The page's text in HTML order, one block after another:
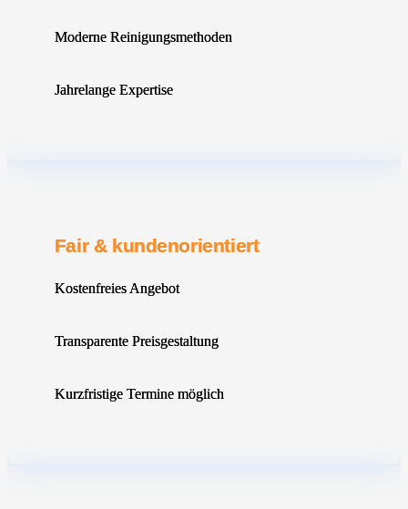
Moderne Reinigungsmethoden
Jahrelange Expertise
Fair & kundenorientiert
Kostenfreies Angebot
Transparente Preisgestaltung
Kurzfristige Termine möglich